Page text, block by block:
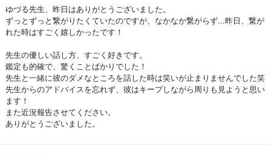
ゆづる先生、昨日はありがとうございました。
ずっとずっと繋がりたくていたのですが、なかなか繋がらず...昨日、繋が
れた時はすごく嬉しかったです！
先生の優しい話し方、すごく好きです。
鑑定も的確で、驚くことばかりでした！
先生と一緒に彼のダメなところを話した時は笑いが止まりませんでした笑
先生からのアドバイスを忘れず、彼はキープしながら周りも見ようと思い
ます！
また近況報告させてください。
ありがとうございました。